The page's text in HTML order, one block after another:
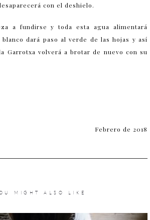
con el deshielo.
a fundirse y toda esta agua alimentará
dará paso al verde de las hojas y así
Garrotxa volverá a brotar de nuevo con su
Febrero de 2018
MIGHT ALSO LIKE